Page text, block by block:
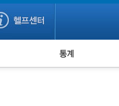
누적 피해사례 통계